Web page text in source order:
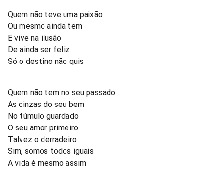
Quem não teve uma paixão
Ou mesmo ainda tem
E vive na ilusão
De ainda ser feliz
Só o destino não quis
Quem não tem no seu passado
As cinzas do seu bem
No túmulo guardado
O seu amor primeiro
Talvez o derradeiro
Sim, somos todos iguais
A vida é mesmo assim